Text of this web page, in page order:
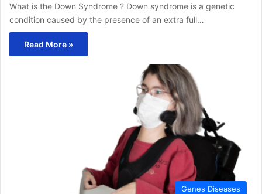
What is the Down Syndrome ? Down syndrome is a genetic
condition caused by the presence of an extra full…
Read More »
Genes Diseases